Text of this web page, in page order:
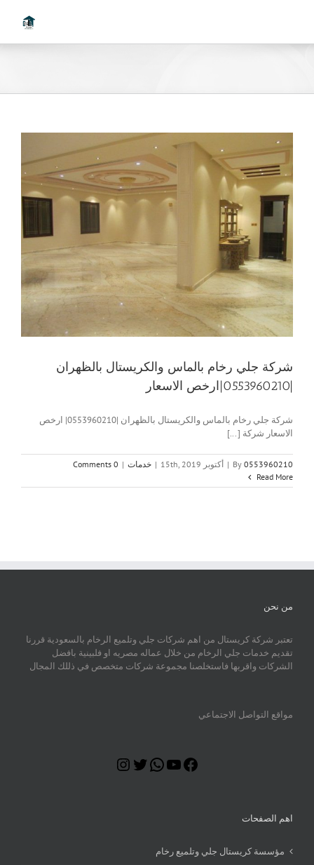
شركة جلي رخام بالماس والكريستال بالظهران
|0553960210|ارخص الاسعار
شركة جلي رخام بالماس والكريستال بالظهران |0553960210| ارخص
الاسعار شركة [...]
By 0553960210
| أكتوبر 15th, 2019 | خدمات |
0 Comments
Read More
من نحن
تعتبر شركة كريستال من اهم شركات جلي وتلميع الرخام بالسعودية قررنا
تقديم خدمات جلي الرخام من خلال عماله مصريه او فلبينية بافضل
الشركات واقربها فاستخلصنا مجموعة شركات متخصص في ذللك المجال
مواقع التواصل الاجتماعي
Facebook
YouTube
WhatsApp
Twitter
اهم الصفحات
مؤسسة كريستال جلي وتلميع رخام